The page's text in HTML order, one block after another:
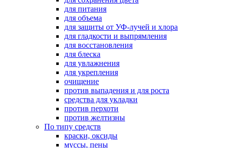
для питания
для объема
для защиты от УФ-лучей и хлора
для гладкости и выпрямления
для восстановления
для блеска
для увлажнения
для укрепления
очищение
против выпадения и для роста
средства для укладки
против перхоти
против желтизны
По типу средств
краски, оксиды
муссы, пены